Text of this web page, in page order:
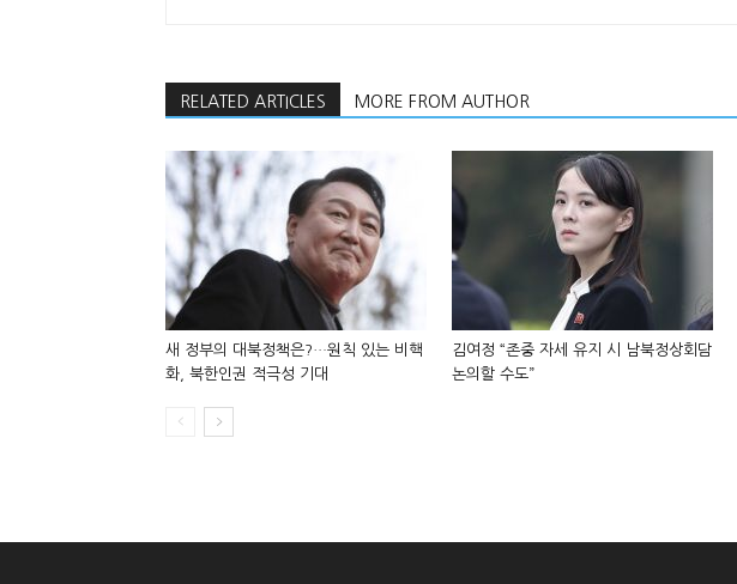
RELATED ARTICLES MORE FROM AUTHOR
새 정부의 대북정책은?…원칙 있는 비핵
화, 북한인권 적극성 기대
김여정 “존중 자세 유지 시 남북정상회담
논의할 수도”